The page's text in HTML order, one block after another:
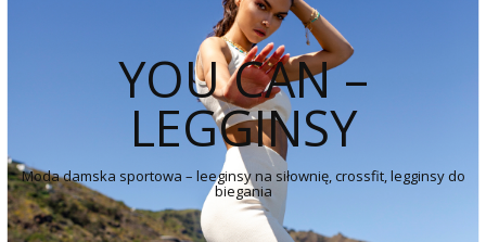
YOU CAN –
LEGGINSY
Moda damska sportowa – leeginsy na siłownię, crossfit, legginsy do
biegania